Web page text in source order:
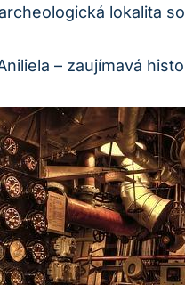
lokalita
– zaujímavá